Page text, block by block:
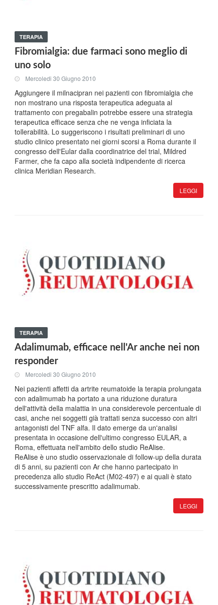
TERAPIA
Fibromialgia: due farmaci sono meglio di
uno solo
Mercoledi 30 Giugno 2010
Aggiungere il milnacipran nei pazienti con fibromialgia che
non mostrano una risposta terapeutica adeguata al
trattamento con pregabalin potrebbe essere una strategia
terapeutica efficace senza che ne venga inficiata la
tollerabilità. Lo suggeriscono i risultati preliminari di uno
studio clinico presentato nei giorni scorsi a Roma durante il
congresso dell'Eular dalla coordinatrice del trial, Mildred
Farmer, che fa capo alla società indipendente di ricerca
clinica Meridian Research.
LEGGI
TERAPIA
Adalimumab, efficace nell'Ar anche nei non
responder
Mercoledi 30 Giugno 2010
Nei pazienti affetti da artrite reumatoide la terapia prolungata
con adalimumab ha portato a una riduzione duratura
dell'attività della malattia in una considerevole percentuale di
casi, anche nei soggetti già trattati senza successo con altri
antagonisti del TNF alfa. Il dato emerge da un'analisi
presentata in occasione dell'ultimo congresso EULAR, a
Roma, effettuata nell'ambito dello studio ReAlise.
ReAlise è uno studio osservazionale di follow-up della durata
di 5 anni, su pazienti con Ar che hanno partecipato in
precedenza allo studio ReAct (M02-497) e ai quali è stato
successivamente prescritto adalimumab.
LEGGI